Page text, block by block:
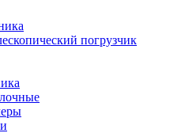
погрузчик